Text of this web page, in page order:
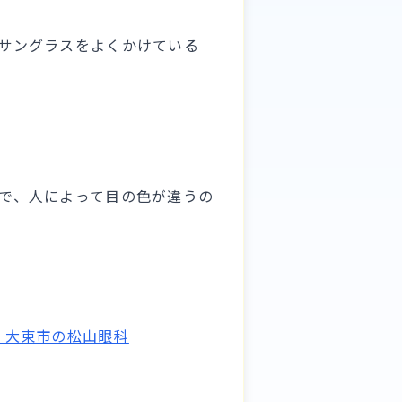
ングラスをよくかけている
、人によって目の色が違うの
東市の松山眼科